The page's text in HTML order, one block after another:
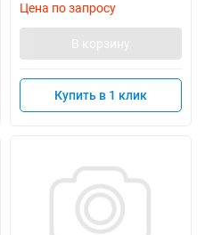
Цена по запросу
В корзину
Купить в 1 клик